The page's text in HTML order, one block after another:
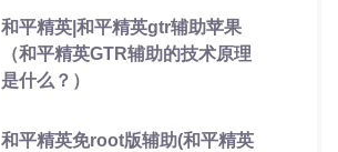
和平精英|和平精英gtr辅助苹果
（和平精英GTR辅助的技术原理
是什么？）
和平精英免root版辅助(和平精英